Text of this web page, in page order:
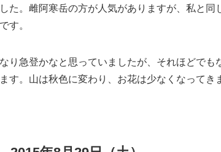
た。雌阿寒岳の方が人気がありますが、私と
す。
り急登かなと思っていましたが、それほどでも
す。山は秋色に変わり、お花は少なくなってき